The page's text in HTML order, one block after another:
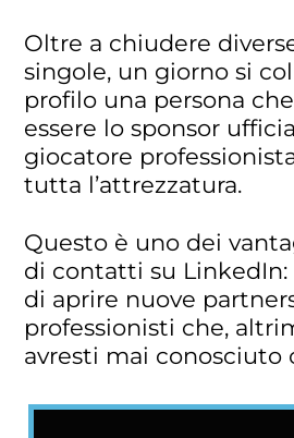
Oltre a chiudere
singole, un giorno si
profilo una persona
essere lo sponsor
giocatore
tutta l’attrezzatura.
Questo è uno dei
di contatti su LinkedIn:
di aprire nuove
professionisti che,
avresti mai conosciuto